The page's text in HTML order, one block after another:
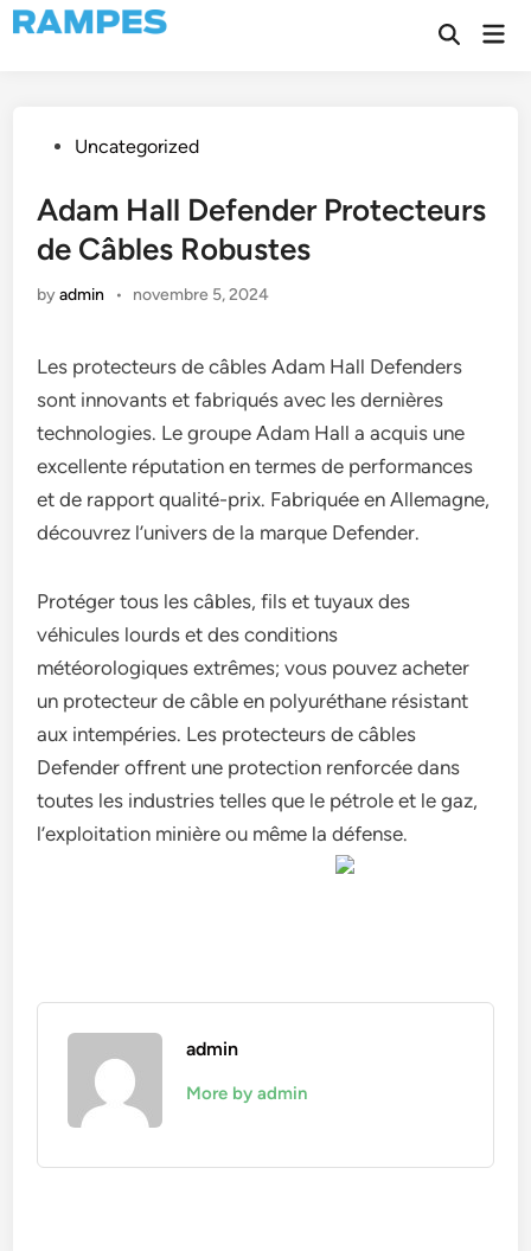
Skip
to
Open
PostedUncategorized
Adam Hall Defender Protecteurs
de Câbles Robustes
byadmin • novembre 5, 2024
Les protecteurs de câbles Adam Hall Defenders
sont innovants et fabriqués avec les dernières
technologies. Le groupe Adam Hall a acquis une
excellente réputation en termes de performances
et de rapport qualité-prix. Fabriquée en Allemagne,
découvrez l’univers de la marque Defender.
Protéger tous les câbles, fils et tuyaux des
véhicules lourds et des conditions
météorologiques extrêmes; vous pouvez acheter
un protecteur de câble en polyuréthane résistant
aux intempéries. Les protecteurs de câbles
Defender offrent une protection renforcée dans
toutes les industries telles que le pétrole et le gaz,
l’exploitation minière ou même la défense.
admin
More by admin